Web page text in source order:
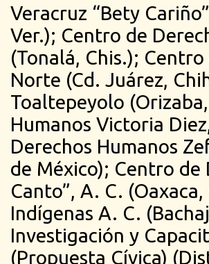
Veracruz “Bety
Ver.); Centro de
(Tonalá, Chis.);
Norte (Cd. Juárez,
Toaltepeyolo
Humanos Victoria
Derechos Humanos
de México); Centro de
Canto”, A. C.
Indígenas A. C.
Investigación y
(Propuesta Cívica)